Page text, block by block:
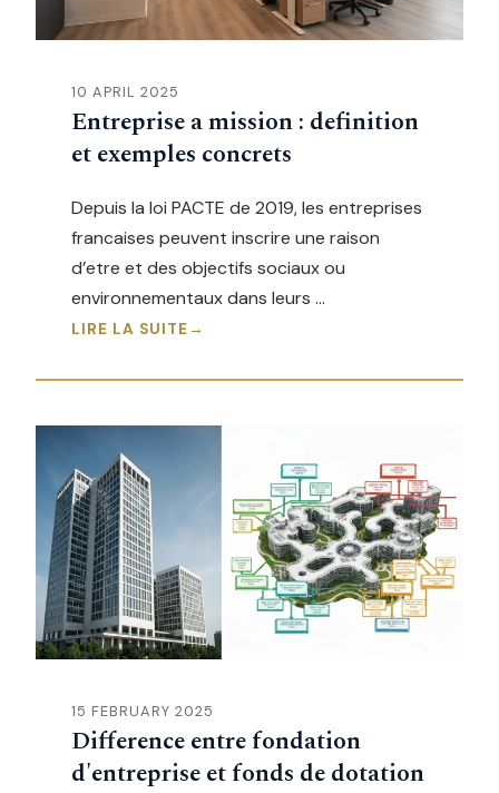
10 APRIL 2025
Entreprise a mission : definition
et exemples concrets
Depuis la loi PACTE de 2019, les entreprises
francaises peuvent inscrire une raison
d’etre et des objectifs sociaux ou
environnementaux dans leurs …
LIRE LA SUITE
15 FEBRUARY 2025
Difference entre fondation
d'entreprise et fonds de dotation